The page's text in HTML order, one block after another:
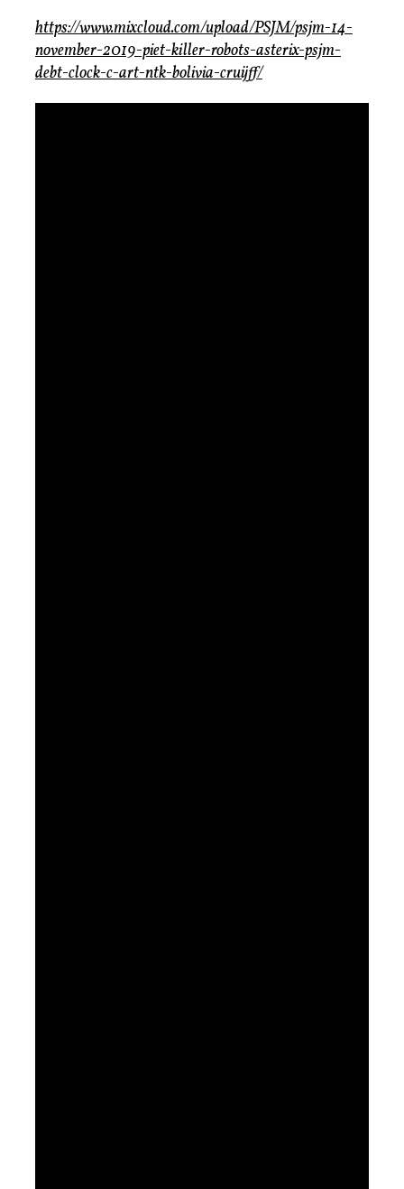
https://www.mixcloud.com/upload/PSJM/psjm-14-
november-2019-piet-killer-robots-asterix-psjm-
debt-clock-c-art-ntk-bolivia-cruijff/